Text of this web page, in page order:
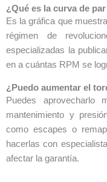
¿Qué es la curva de
Es la gráfica que
régimen de
especializadas la
en a cuántas RPM se
¿Puedo aumentar el
Puedes aprovecharlo
mantenimiento y
como escapes o
hacerlas con
afectar la garantía.